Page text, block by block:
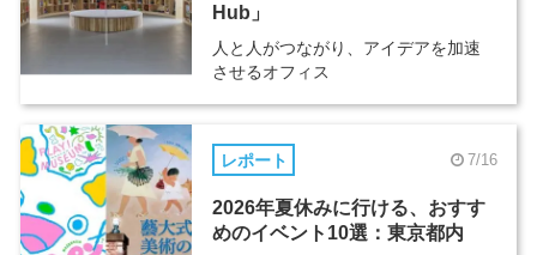
Hub」
人と人がつながり、アイデアを加速
させるオフィス
レポート 7/16
2026年夏休みに行ける、おすす
めのイベント10選：東京都内